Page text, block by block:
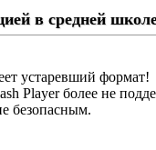
в средней
устаревший формат!
Player более не
безопасным.